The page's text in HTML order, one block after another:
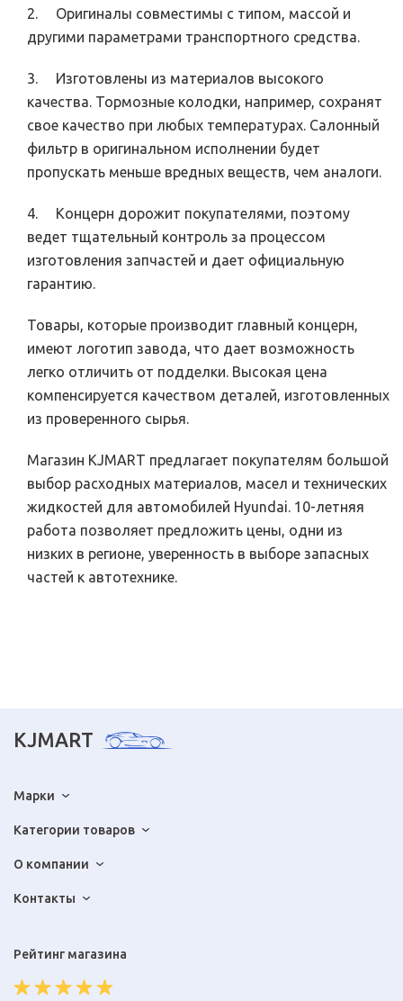
2. Оригиналы совместимы с типом, массой и
другими параметрами транспортного средства.
3. Изготовлены из материалов высокого
качества. Тормозные колодки, например, сохранят
свое качество при любых температурах. Салонный
фильтр в оригинальном исполнении будет
пропускать меньше вредных веществ, чем аналоги.
4. Концерн дорожит покупателями, поэтому
ведет тщательный контроль за процессом
изготовления запчастей и дает официальную
гарантию.
Товары, которые производит главный концерн,
имеют логотип завода, что дает возможность
легко отличить от подделки. Высокая цена
компенсируется качеством деталей, изготовленных
из проверенного сырья.
Магазин KJMART предлагает покупателям большой
выбор расходных материалов, масел и технических
жидкостей для автомобилей Hyundai. 10-летняя
работа позволяет предложить цены, одни из
низких в регионе, уверенность в выборе запасных
частей к автотехнике.
KJMART
Марки
Категории товаров
О компании
Контакты
Рейтинг магазина